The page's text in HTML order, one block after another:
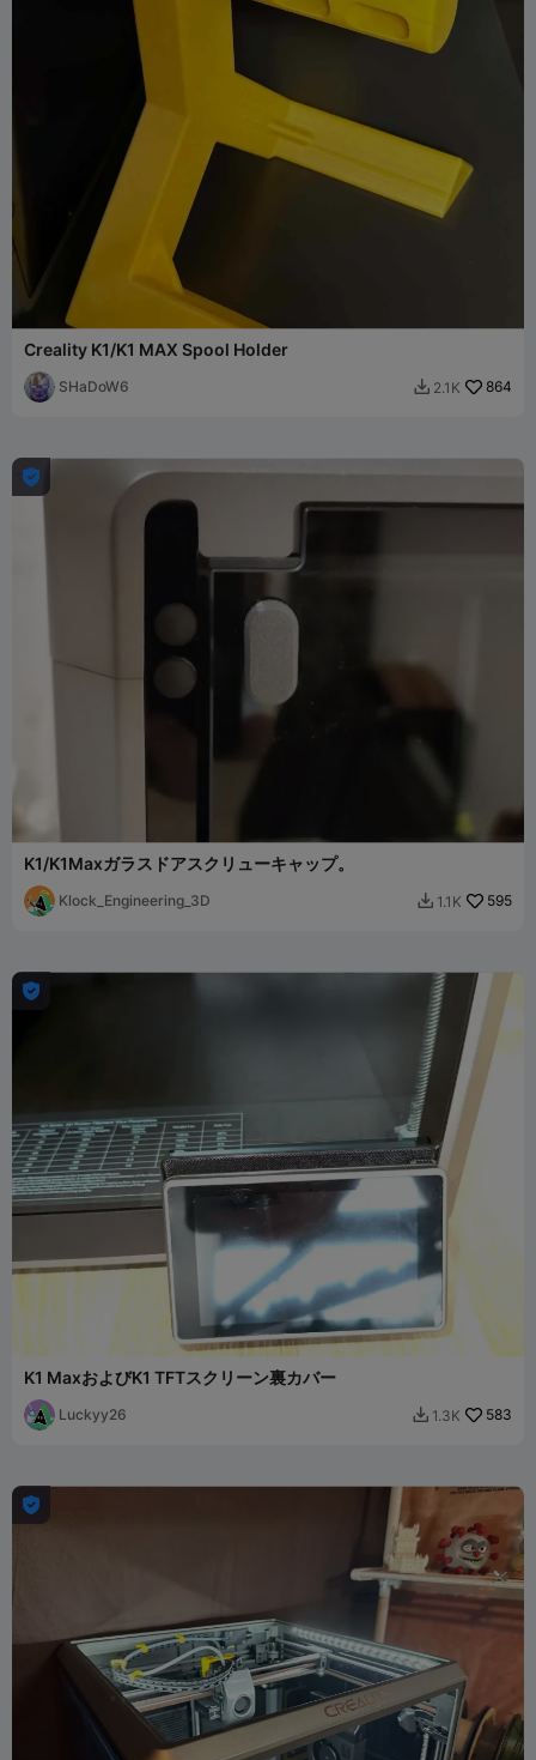
Creality K1/K1 MAX Spool Holder
SHaDoW6  2.1K 864

K1/K1Maxガラスドアスクリューキャップ。
Klock_Engineering_3D  1.1K 595

K1 MaxおよびK1 TFTスクリーン裏カバー
Luckyy26  1.3K 583
